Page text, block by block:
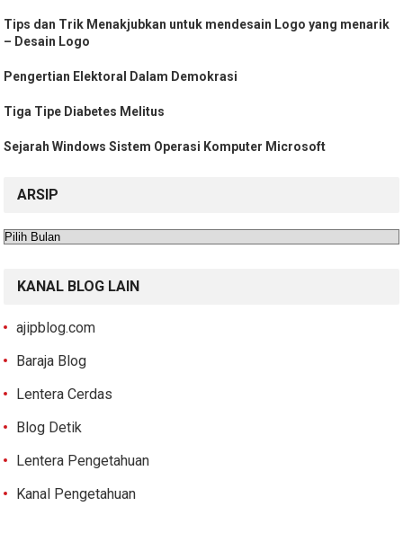
Tips dan Trik Menakjubkan untuk mendesain Logo yang menarik
– Desain Logo
Pengertian Elektoral Dalam Demokrasi
Tiga Tipe Diabetes Melitus
Sejarah Windows Sistem Operasi Komputer Microsoft
ARSIP
Arsip
KANAL BLOG LAIN
ajipblog.com
Baraja Blog
Lentera Cerdas
Blog Detik
Lentera Pengetahuan
Kanal Pengetahuan